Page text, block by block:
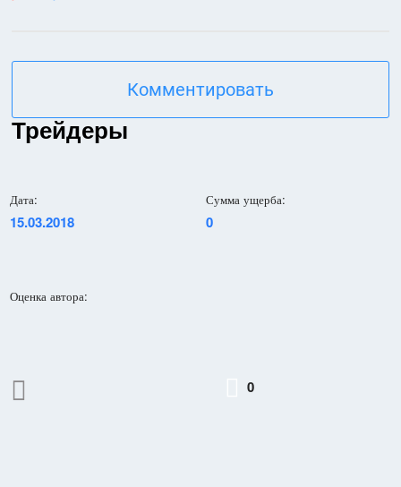
Комментировать
Трейдеры
Дата:
15.03.2018
Сумма ущерба:
0
Оценка автора:
0